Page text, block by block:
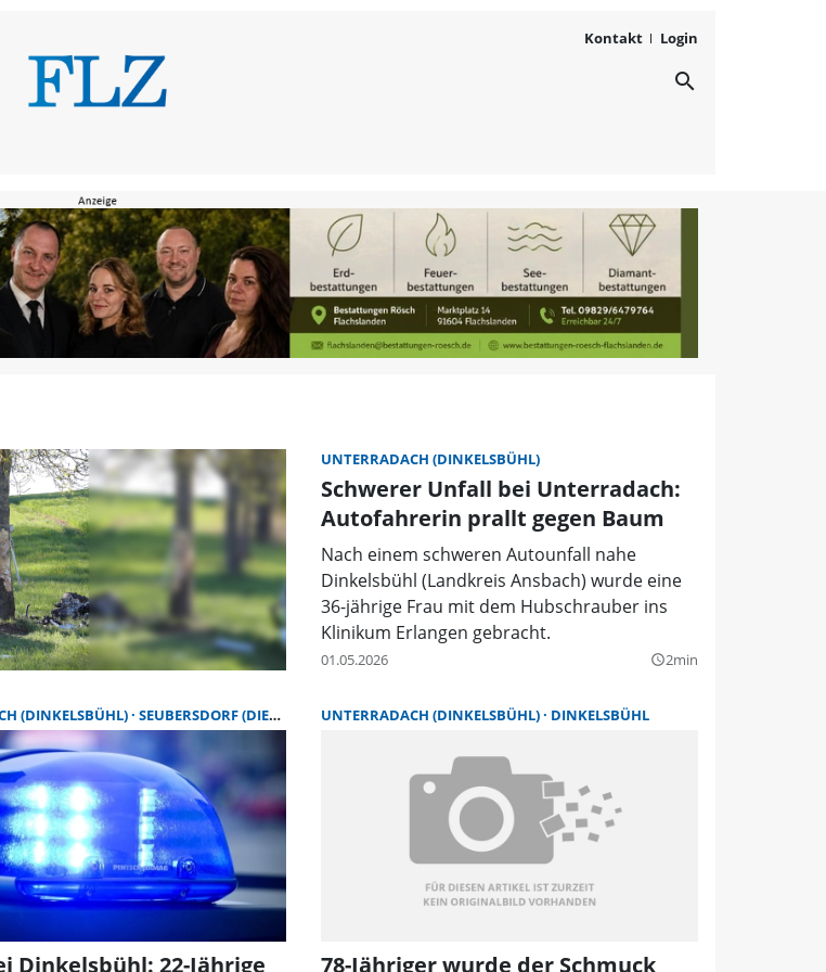
Kontakt Login
Unterradach (Dinkelsbühl) | FLZ.de
search
UNTERRADACH (DINKELSBÜHL)
Schwerer Unfall bei Unterradach:
Autofahrerin prallt gegen Baum
Nach einem schweren Autounfall nahe
Dinkelsbühl (Landkreis Ansbach) wurde eine
36-jährige Frau mit dem Hubschrauber ins
Klinikum Erlangen gebracht.
01.05.2026 query_builder2min
(DINKELSBÜHL) SEUBERSDORF (DIETENHOFEN)
Dinkelsbühl: 22-Jährige
UNTERRADACH (DINKELSBÜHL) DINKELSBÜHL
78-Jähriger wurde der Schmuck